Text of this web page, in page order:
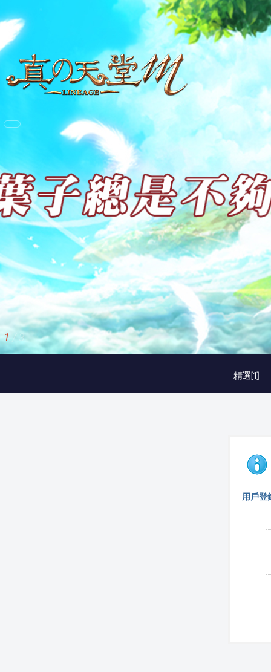
精選[1]
1 / 3
用戶登